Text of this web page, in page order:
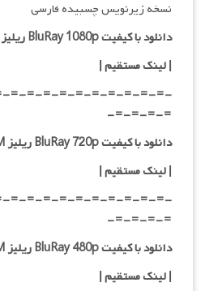
نسخه زیرنویس چسبیده فارسی
دانلود با کیفیت BluRay 1080p ریلیز F2M
| لینک مستقیم |
=-=-=-=-=-=-=-=-=-=-
=-=-=-=-
دانلود با کیفیت BluRay 720p ریلیز F2M
| لینک مستقیم |
=-=-=-=-=-=-=-=-=-=-
=-=-=-=-
دانلود با کیفیت BluRay 480p ریلیز F2M
| لینک مستقیم |